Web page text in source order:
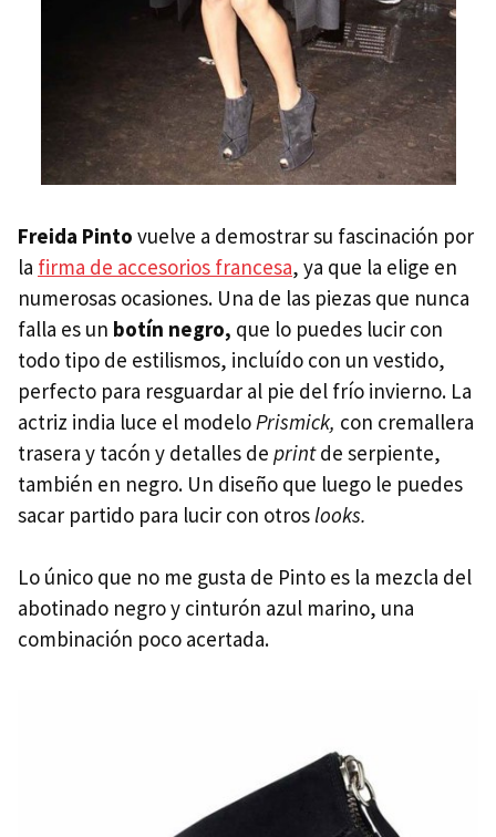
Freida Pinto vuelve a demostrar su fascinación por
la firma de accesorios francesa, ya que la elige en
numerosas ocasiones. Una de las piezas que nunca
falla es un botín negro, que lo puedes lucir con
todo tipo de estilismos, incluído con un vestido,
perfecto para resguardar al pie del frío invierno. La
actriz india luce el modeloPrismick, con cremallera
trasera y tacón y detalles de printde serpiente,
también en negro. Un diseño que luego le puedes
sacar partido para lucir con otroslooks.
Lo único que no me gusta de Pinto es la mezcla del
abotinado negro y cinturón azul marino, una
combinación poco acertada.